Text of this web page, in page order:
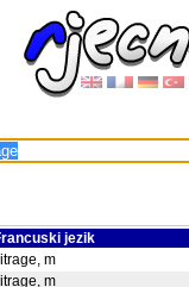
jezik
m
m